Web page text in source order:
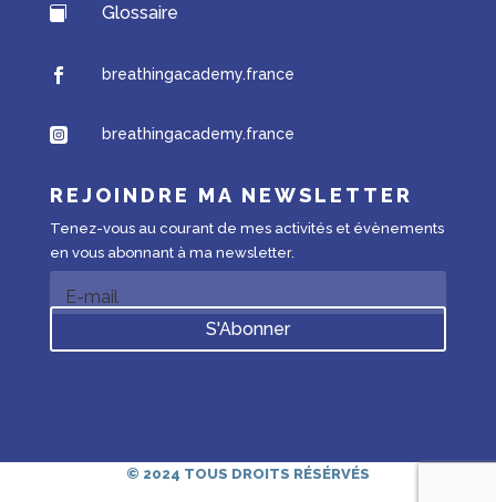
 Glossaire
 breathingacademy.france
 breathingacademy.france
REJOINDRE MA NEWSLETTER
Tenez-vous au courant de mes activités et évènements
en vous abonnant à ma newsletter.
S'Abonner
© 2024 TOUS DROITS RÉSÉRVÉS